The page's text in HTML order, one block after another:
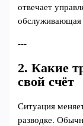
отвечает
обслуживающая
---
2. Какие
свой счёт
Ситуация
разводке.